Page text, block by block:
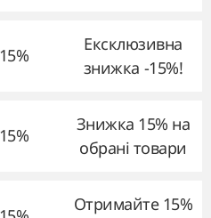
15%
Ексклюзивна
знижка -15%!
15%
Знижка 15% на
обрані товари
Отримайте 15%